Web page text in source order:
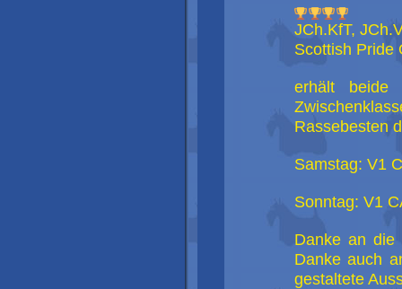
JCh.KfT,
Scottish Pride
erhält beide
Rassebesten
Samstag: V1
Sonntag: V1
Danke an die
Danke auch
gestaltete